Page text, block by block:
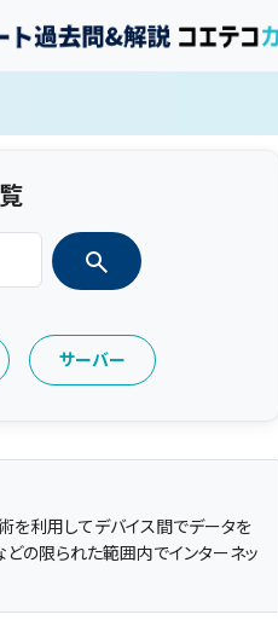
サーバー
利用してデバイス間でデータを
の限られた範囲内でインターネッ